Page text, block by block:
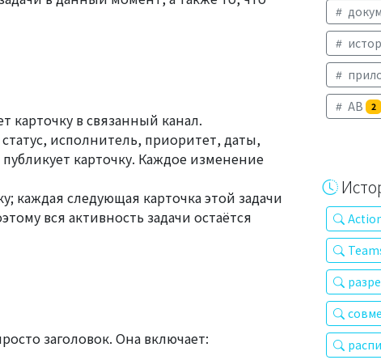
карточку в связанный канал.
исполнитель, приоритет, даты,
карточку. Каждое изменение
каждая следующая карточка этой задачи
вся активность задачи остаётся
заголовок. Она включает:
AB 2